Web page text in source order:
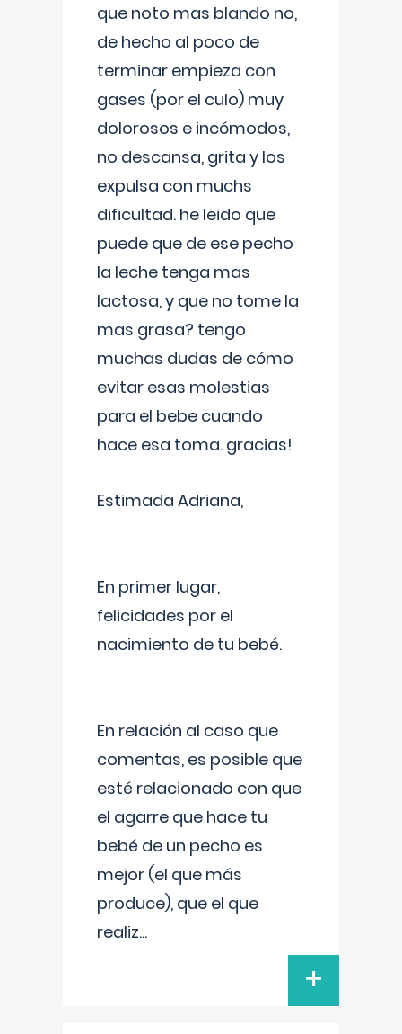
que noto mas blando no,
de hecho al poco de
terminar empieza con
gases (por el culo) muy
dolorosos e incómodos,
no descansa, grita y los
expulsa con muchs
dificultad. he leido que
puede que de ese pecho
la leche tenga mas
lactosa, y que no tome la
mas grasa? tengo
muchas dudas de cómo
evitar esas molestias
para el bebe cuando
hace esa toma. gracias!
Estimada Adriana,
En primer lugar,
felicidades por el
nacimiento de tu bebé.
En relación al caso que
comentas, es posible que
esté relacionado con que
el agarre que hace tu
bebé de un pecho es
mejor (el que más
produce), que el que
realiz...
+